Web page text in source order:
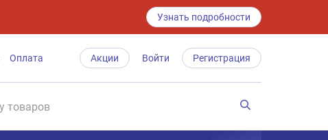
Узнать подробности
Оплата Акции Войти Регистрация